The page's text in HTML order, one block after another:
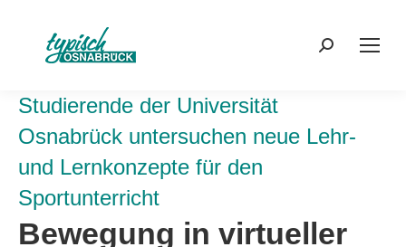
Search:
Studierende der Universität
Osnabrück untersuchen neue Lehr-
und Lernkonzepte für den
Sportunterricht
Bewegung in virtueller